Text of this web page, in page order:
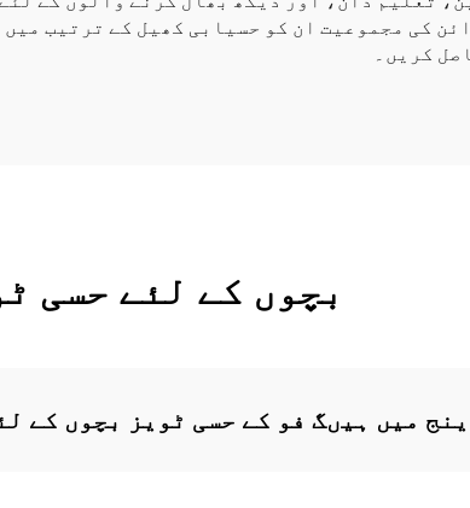
کی مجموعیت ان کو حسیابی کھیل کے ترتیب
کریں۔
بچوں کے لئے حسی
میں ہیںگ فو کے حسی ٹویز بچوں کے